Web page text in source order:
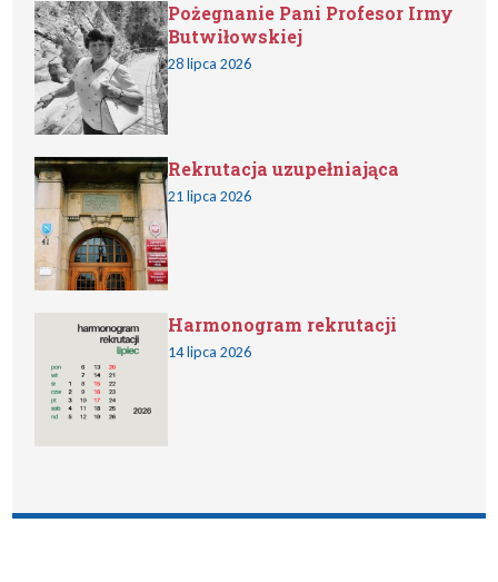
Pożegnanie Pani Profesor Irmy
Butwiłowskiej
28 lipca 2026
Rekrutacja uzupełniająca
21 lipca 2026
Harmonogram rekrutacji
14 lipca 2026